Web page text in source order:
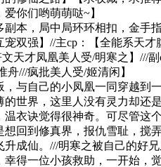
你们哟萌萌哒~】
副本，局中局环环相扣，金手
宠双强】//主cp：【全能系天才
天才凤凰美人受/明寒之】///副
舟///疯批美人受/姬清闲】
，与自己的小凤凰一同穿越到
的世界，这里人没有灵力却还
温衣诀觉得很神奇。可尽管这
想回到修真界，报仇雪耻，搅
升成仙。///明寒之被自己的好
幸得一位小孩救助，一开始，